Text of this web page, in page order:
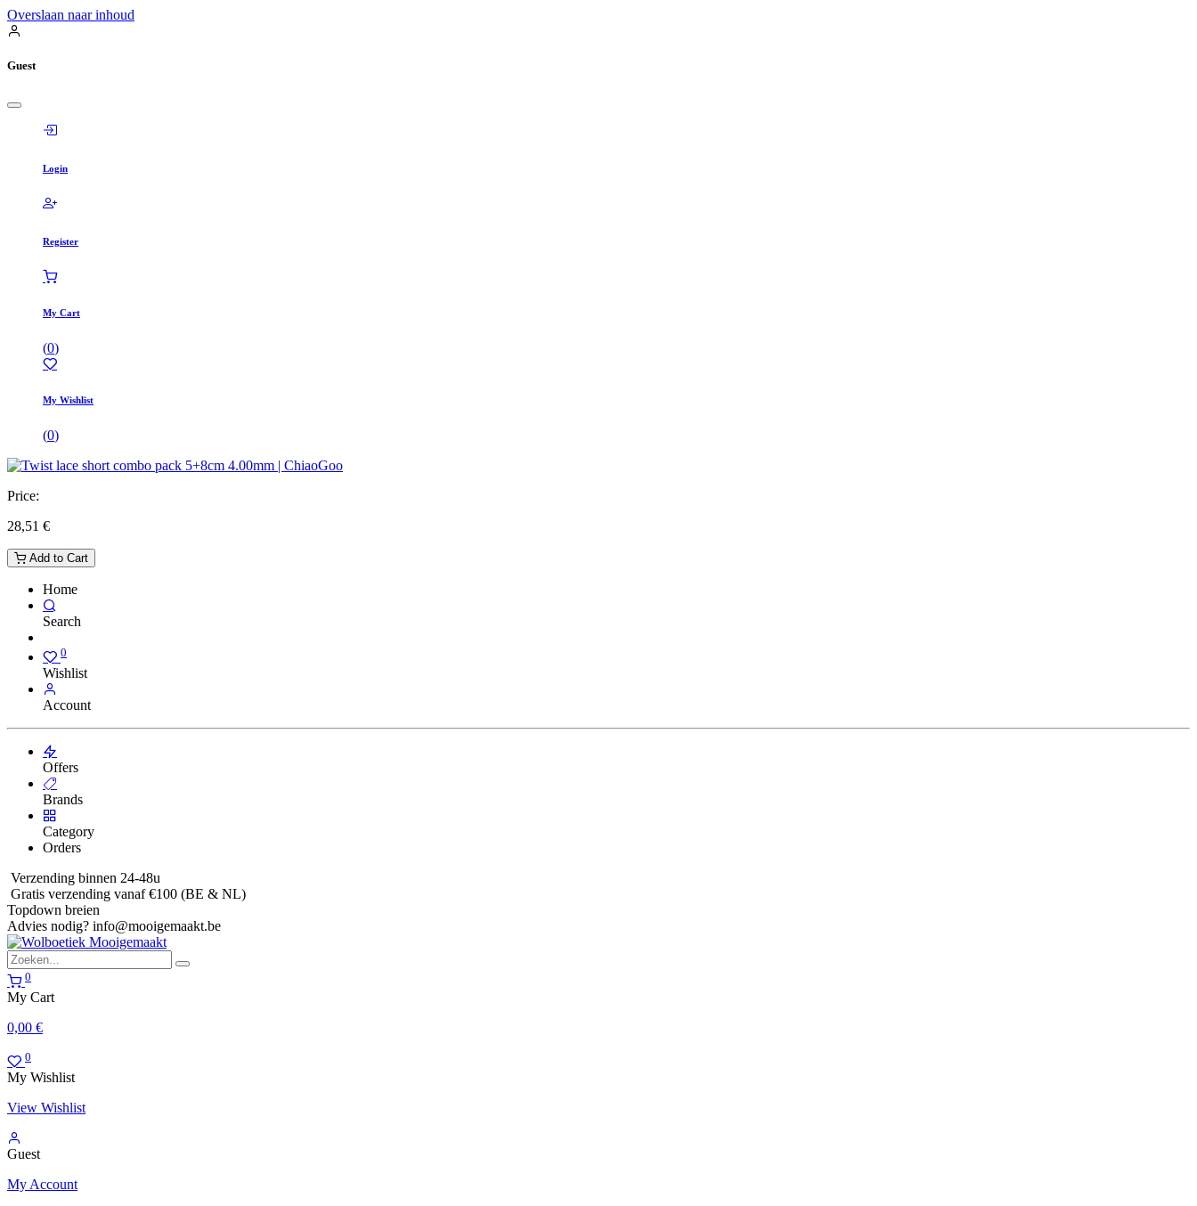
Overslaan naar inhoud
Guest
Login
Register
My Cart
(0)
My Wishlist
(0)
Price:
28,51 €
Add to Cart
Home
Search
0
Wishlist
Account
Offers
Brands
Category
Orders
Verzending binnen 24-48u
Gratis verzending vanaf €100 (BE & NL)
Topdown breien
Advies nodig? info@mooigemaakt.be
0
My Cart
0,00 €
0
My Wishlist
View Wishlist
Guest
My Account